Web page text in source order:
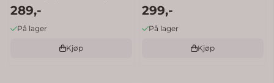
289,-
På lager
Kjøp
299,-
På lager
Kjøp